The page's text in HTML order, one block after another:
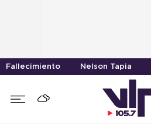
Fallecimiento Nelson Tapia